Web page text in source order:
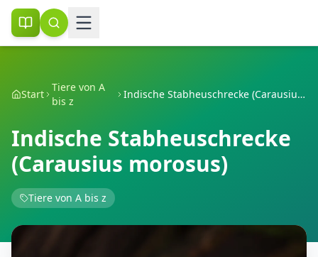
Start
Tiere von A
bis z
Indische Stabheuschrecke (Carausius morosus)
Indische Stabheuschrecke
(Carausius morosus)
Tiere von A bis z